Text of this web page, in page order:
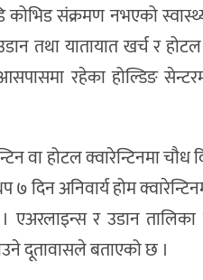
कोभिड संक्रमण नभएको
तथा यातायात खर्च र
रहेका होल्डिङ
वा होटल क्वारेन्टिनमा चौध
दिन अनिवार्य होम
। एअरलाइन्स र उडान
दूतावासले बताएको छ ।